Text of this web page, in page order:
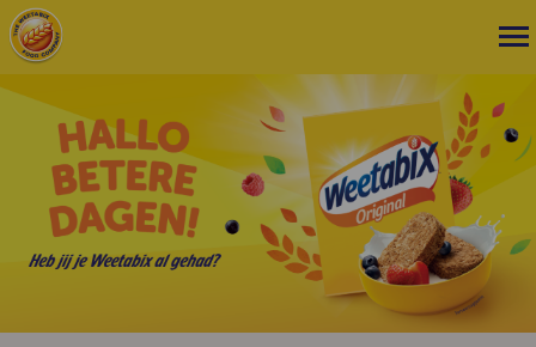
GEZONDHEID BEGINT HIER!